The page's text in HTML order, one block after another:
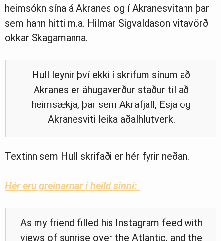
heimsókn sína á Akranes og í Akranesvitann þar
sem hann hitti m.a. Hilmar Sigvaldason vitavörð
okkar Skagamanna.
Hull leynir því ekki í skrifum sínum að
Akranes er áhugaverður staður til að
heimsækja, þar sem Akrafjall, Esja og
Akranesviti leika aðalhlutverk.
Textinn sem Hull skrifaði er hér fyrir neðan.
Hér eru greinarnar í heild sinni:
As my friend filled his Instagram feed with
views of sunrise over the Atlantic, and the